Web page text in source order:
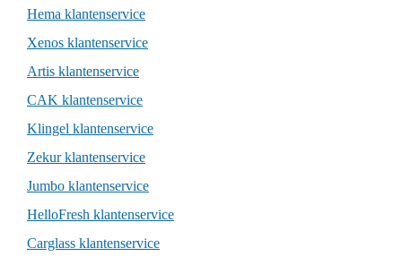
Hema klantenservice
Xenos klantenservice
Artis klantenservice
CAK klantenservice
Klingel klantenservice
Zekur klantenservice
Jumbo klantenservice
HelloFresh klantenservice
Carglass klantenservice